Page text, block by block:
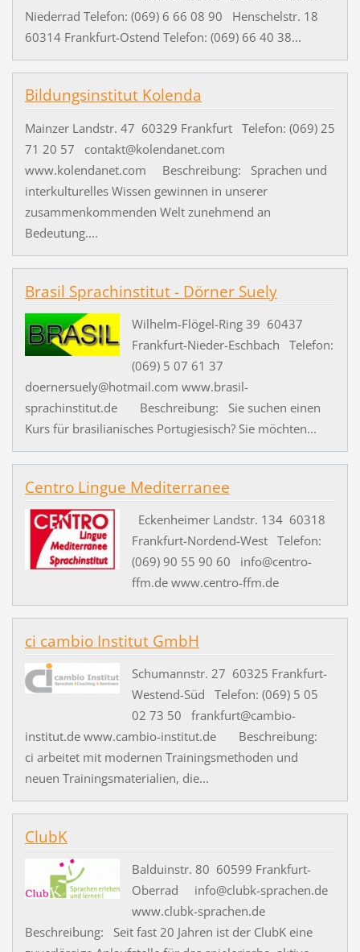
Niederrad Telefon: (069) 6 66 08 90 Henschelstr. 18
60314 Frankfurt-Ostend Telefon: (069) 66 40 38...
Bildungsinstitut Kolenda
Mainzer Landstr. 47 60329 Frankfurt Telefon: (069) 25
71 20 57 contakt@kolendanet.com
www.kolendanet.com Beschreibung: Sprachen und
interkulturelles Wissen gewinnen in unserer
zusammenkommenden Welt zunehmend an
Bedeutung....
Brasil Sprachinstitut - Dörner Suely
Wilhelm-Flögel-Ring 39 60437
Frankfurt-Nieder-Eschbach Telefon:
(069) 5 07 61 37
doernersuely@hotmail.com www.brasil-
sprachinstitut.de Beschreibung: Sie suchen einen
Kurs für brasilianisches Portugiesisch? Sie möchten...
Centro Lingue Mediterranee
Eckenheimer Landstr. 134 60318
Frankfurt-Nordend-West Telefon:
(069) 90 55 90 60 info@centro-
ffm.de www.centro-ffm.de
ci cambio Institut GmbH
Schumannstr. 27 60325 Frankfurt-
Westend-Süd Telefon: (069) 5 05
02 73 50 frankfurt@cambio-
institut.de www.cambio-institut.de Beschreibung:
ci arbeitet mit modernen Trainingsmethoden und
neuen Trainingsmaterialien, die...
ClubK
Balduinstr. 80 60599 Frankfurt-
Oberrad info@clubk-sprachen.de
www.clubk-sprachen.de
Beschreibung: Seit fast 20 Jahren ist der ClubK eine